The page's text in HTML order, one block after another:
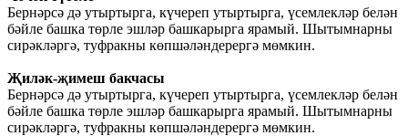
Бернәрсә дә утыртырга, күчереп утыртырга, үсемлекләр белән
бәйле башка төрле эшләр башкарырга ярамый. Шытымнарны
сирәкләргә, туфракны көпшәләндерергә мөмкин.
Җиләк-җимеш бакчасы
Бернәрсә дә утыртырга, күчереп утыртырга, үсемлекләр белән
бәйле башка төрле эшләр башкарырга ярамый. Шытымнарны
сирәкләргә, туфракны көпшәләндерергә мөмкин.